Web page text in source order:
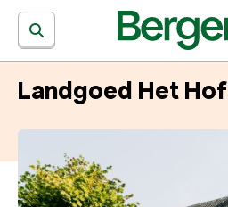
Landgoed Het Hof